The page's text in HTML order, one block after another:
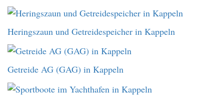
Heringszaun und Getreidespeicher in Kappeln
Getreide AG (GAG) in Kappeln